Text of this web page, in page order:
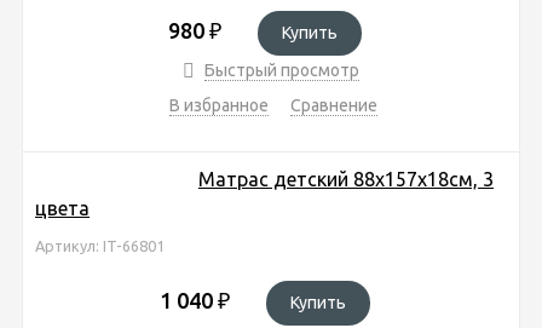
980 ₽
Купить
Быстрый просмотр
В избранное
Сравнение
Матрас детский 88х157х18см, 3
цвета
Артикул: IT-66801
1 040 ₽
Купить